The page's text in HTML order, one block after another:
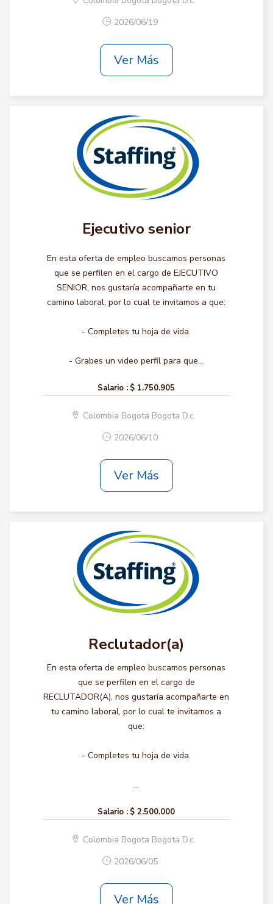
2026/06/19
Ver Más
Ejecutivo senior
En esta oferta de empleo buscamos personas
que se perfilen en el cargo de EJECUTIVO
SENIOR, nos gustaría acompañarte en tu
camino laboral, por lo cual te invitamos a que:
- Completes tu hoja de vida.
- Grabes un video perfil para que...
Salario : $ 1.750.905
Colombia Bogota Bogota D.c.
2026/06/10
Ver Más
Reclutador(a)
En esta oferta de empleo buscamos personas
que se perfilen en el cargo de
RECLUTADOR(A), nos gustaría acompañarte en
tu camino laboral, por lo cual te invitamos a
que:
- Completes tu hoja de vida.
...
Salario : $ 2.500.000
Colombia Bogota Bogota D.c.
2026/06/05
Ver Más